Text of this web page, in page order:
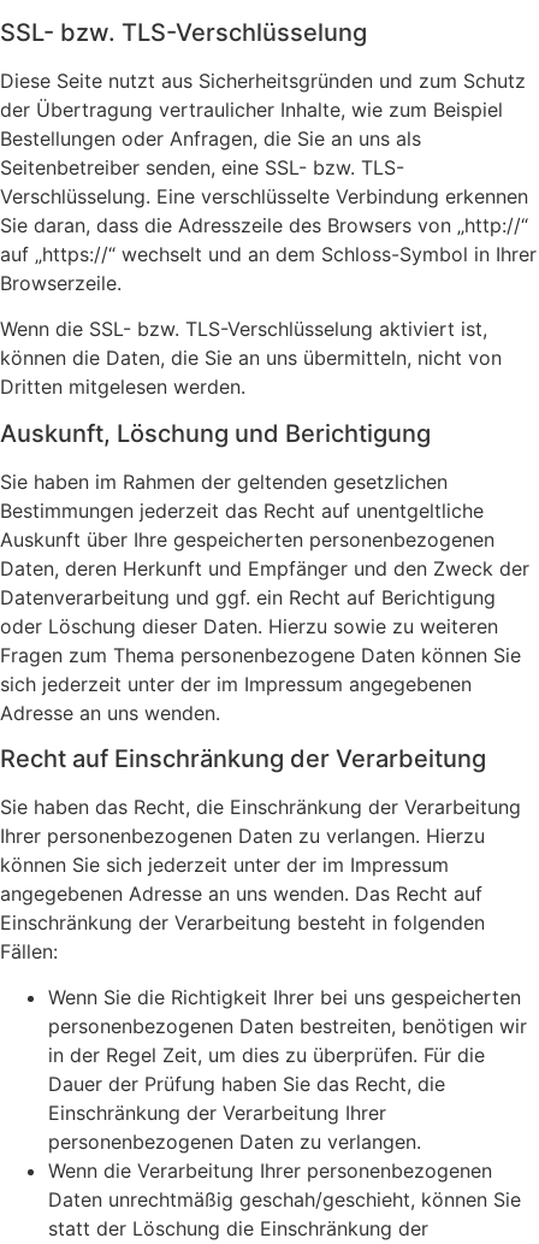
SSL- bzw. TLS-Verschlüsselung
Diese Seite nutzt aus Sicherheitsgründen und zum Schutz
der Übertragung vertraulicher Inhalte, wie zum Beispiel
Bestellungen oder Anfragen, die Sie an uns als
Seitenbetreiber senden, eine SSL- bzw. TLS-
Verschlüsselung. Eine verschlüsselte Verbindung erkennen
Sie daran, dass die Adresszeile des Browsers von „http://“
auf „https://“ wechselt und an dem Schloss-Symbol in Ihrer
Browserzeile.
Wenn die SSL- bzw. TLS-Verschlüsselung aktiviert ist,
können die Daten, die Sie an uns übermitteln, nicht von
Dritten mitgelesen werden.
Auskunft, Löschung und Berichtigung
Sie haben im Rahmen der geltenden gesetzlichen
Bestimmungen jederzeit das Recht auf unentgeltliche
Auskunft über Ihre gespeicherten personenbezogenen
Daten, deren Herkunft und Empfänger und den Zweck der
Datenverarbeitung und ggf. ein Recht auf Berichtigung
oder Löschung dieser Daten. Hierzu sowie zu weiteren
Fragen zum Thema personenbezogene Daten können Sie
sich jederzeit unter der im Impressum angegebenen
Adresse an uns wenden.
Recht auf Einschränkung der Verarbeitung
Sie haben das Recht, die Einschränkung der Verarbeitung
Ihrer personenbezogenen Daten zu verlangen. Hierzu
können Sie sich jederzeit unter der im Impressum
angegebenen Adresse an uns wenden. Das Recht auf
Einschränkung der Verarbeitung besteht in folgenden
Fällen:
Wenn Sie die Richtigkeit Ihrer bei uns gespeicherten
personenbezogenen Daten bestreiten, benötigen wir
in der Regel Zeit, um dies zu überprüfen. Für die
Dauer der Prüfung haben Sie das Recht, die
Einschränkung der Verarbeitung Ihrer
personenbezogenen Daten zu verlangen.
Wenn die Verarbeitung Ihrer personenbezogenen
Daten unrechtmäßig geschah/geschieht, können Sie
statt der Löschung die Einschränkung der